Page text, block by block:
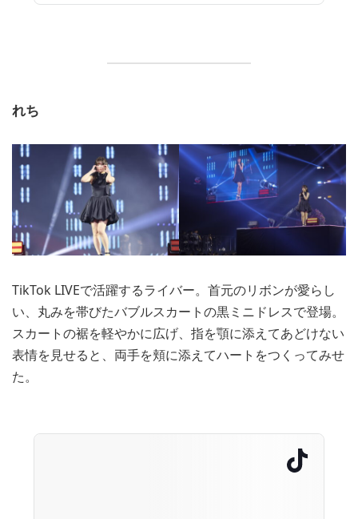
れち
TikTok LIVEで活躍するライバー。首元のリボンが愛らし
い、丸みを帯びたバブルスカートの黒ミニドレスで登場。
スカートの裾を軽やかに広げ、指を顎に添えてあどけない
表情を見せると、両手を頬に添えてハートをつくってみせ
た。